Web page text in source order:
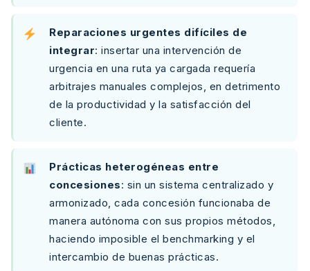
Reparaciones urgentes difíciles de
integrar: insertar una intervención de
urgencia en una ruta ya cargada requería
arbitrajes manuales complejos, en detrimento
de la productividad y la satisfacción del
cliente.
Prácticas heterogéneas entre
concesiones: sin un sistema centralizado y
armonizado, cada concesión funcionaba de
manera autónoma con sus propios métodos,
haciendo imposible el benchmarking y el
intercambio de buenas prácticas.